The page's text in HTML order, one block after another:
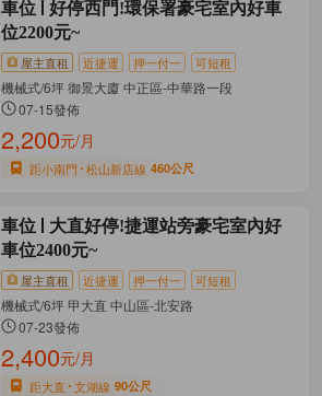
車位
好停西門!環保署豪宅室內好車
位2200元~
屋主直租 近捷運 押一付一 可短租
機械式/6坪 御景大廈 中正區-中華路一段
07-15發佈
2,200元/月
距小南門 松山新店線 460公尺
車位
大直好停!捷運站旁豪宅室內好
車位2400元~
屋主直租 近捷運 押一付一 可短租
機械式/6坪 甲大直 中山區-北安路
07-23發佈
2,400元/月
距大直 文湖線 90公尺